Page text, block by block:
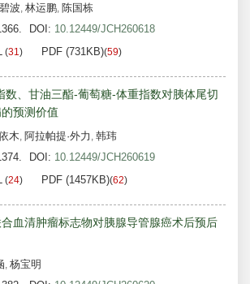
波, 林运鹏, 陈国栋
DOI: 10.12449/JCH260618
(31) PDF (731KB)(59)
数、甘油三酯-葡萄糖-体重指数对胰体尾切
预测价值
木, 阿拉帕提·外力 , 韩玮
DOI: 10.12449/JCH260619
(24) PDF (1457KB)(62)
血清肿瘤标志物对胰腺导管腺癌术后预后
, 杨宝明